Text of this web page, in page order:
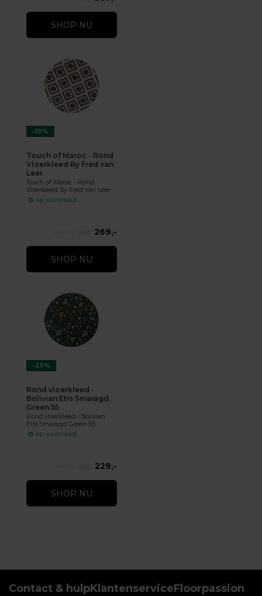
SHOP NU
-10%
Touch of Maroc - Rond
Vloerkleed By Fred van
Leer
Touch of Maroc - Rond
Vloerkleed By Fred van Leer
op voorraad
269,-
SHOP NU
-25%
Rond vloerkleed -
Bolivian Etis Smaragd
Green 55
Rond vloerkleed - Bolivian
Etis Smaragd Green 55
op voorraad
229,-
SHOP NU
Contact & hulpKlantenserviceFloorpassion